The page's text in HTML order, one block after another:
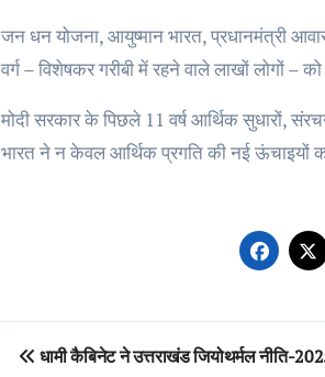
जन धन योजना, आयुष्मान भारत, प्रधानमंत्री
वर्ग – विशेषकर गरीबी में रहने वाले लाखों लोगों –
मोदी सरकार के पिछले 11 वर्ष आर्थिक सुधारों,
भारत ने न केवल आर्थिक प्रगति की नई ऊंचाइयों
Post
धामी कैबिनेट ने उत्तराखंड जियोथर्मल नीति-